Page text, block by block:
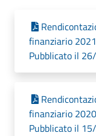
finanziario
Pubblicato il
finanziario
Pubblicato il